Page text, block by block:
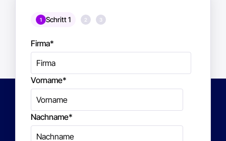
1 Schritt 1 2 3
Firma*
Vorname*
Nachname*